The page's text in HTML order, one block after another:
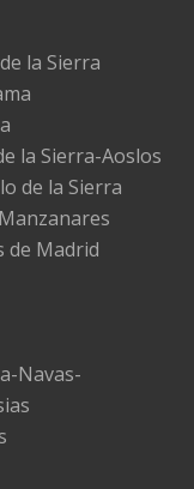
la Sierra
la Sierra-Aoslos
de la Sierra
de Madrid
Navas-